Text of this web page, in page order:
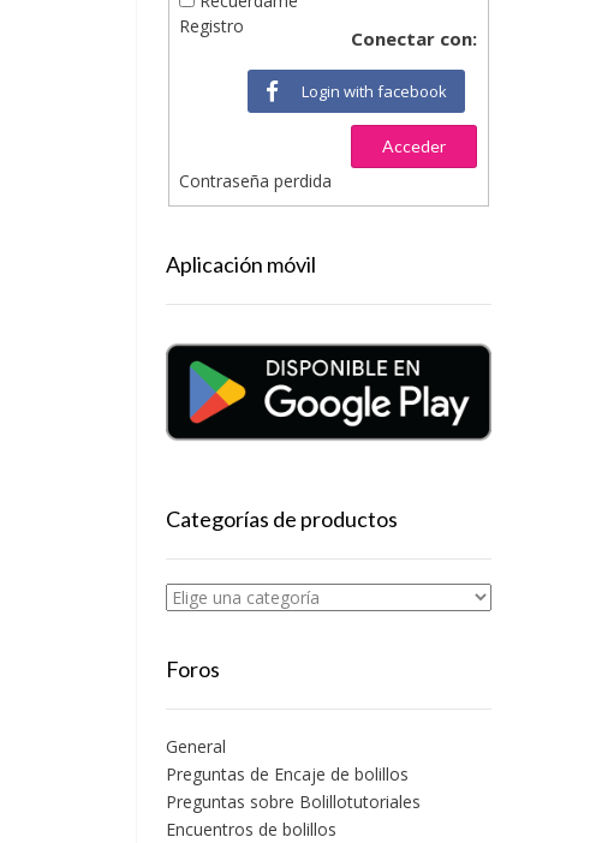
Conectar con:
Login with facebook
Acceder
Registro
Contraseña perdida
Aplicación móvil
Categorías de productos
Foros
General
Preguntas de Encaje de bolillos
Preguntas sobre Bolillotutoriales
Encuentros de bolillos